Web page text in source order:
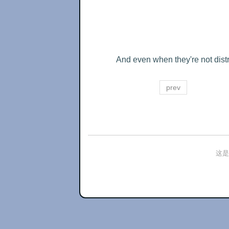
And even when they're not
prev
这